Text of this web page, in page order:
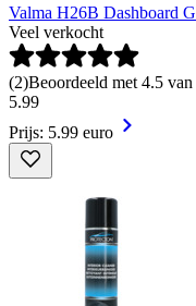
Valma H26B Dashboard
Veel verkocht
(2)Beoordeeld met 4.5
5.99
Prijs: 5.99 euro